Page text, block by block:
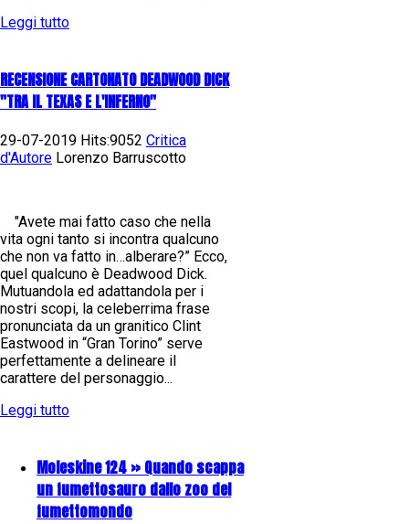
Leggi tutto
RECENSIONE CARTONATO DEADWOOD DICK
"TRA IL TEXAS E L'INFERNO"
29-07-2019 Hits:9052 Critica
d'Autore Lorenzo Barruscotto
"Avete mai fatto caso che nella
vita ogni tanto si incontra qualcuno
che non va fatto in…alberare?” Ecco,
quel qualcuno è Deadwood Dick.
Mutuandola ed adattandola per i
nostri scopi, la celeberrima frase
pronunciata da un granitico Clint
Eastwood in “Gran Torino” serve
perfettamente a delineare il
carattere del personaggio...
Leggi tutto
Moleskine 124 » Quando scappa
un fumettosauro dallo zoo del
fumettomondo